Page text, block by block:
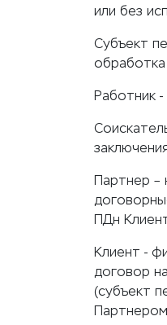
или без
Субъект
обработка
Работник
Партнер –
ПДн
Клиент -
договор
(субъект